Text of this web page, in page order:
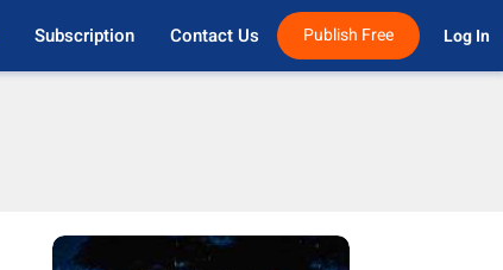
Subscription Contact Us Publish Free Log In